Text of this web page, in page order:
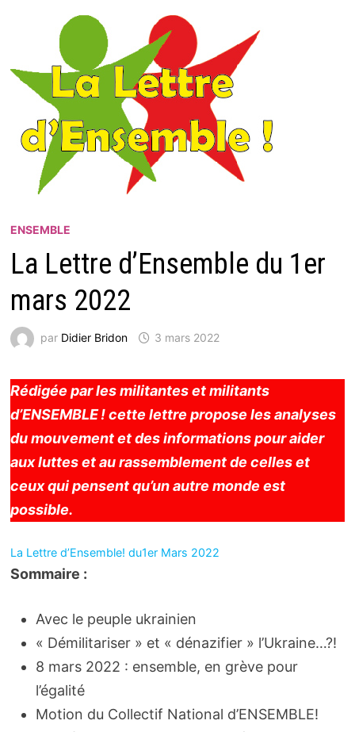
ENSEMBLE
La Lettre d’Ensemble du 1er
mars 2022
par Didier Bridon 3 mars 2022
Rédi­­­­­­­­­­­­­­­­­­­gée par les mili­­­­­­­­­­­­­­­­­­­tantes et mili­­­­­­­­­­­­­­­­­­­tants
d’ENSEMBLE ! cette lettre propose les analyses
du mouve­­­­­­­­­­­­­­­­­­­ment et des infor­­­­­­­­­­­­­­­­­­­ma­­­­­­­­­­­­­­­­­­­tions pour aider
aux luttes et au rassem­­­­­­­­­­­­­­­­­­­ble­­­­­­­­­­­­­­­­­­­ment de celles et
ceux qui pensent qu’un autre monde est
possible.
La Lettre d’Ensemble! du1er Mars 2022
Sommaire :
Avec le peuple ukrainien
« Démilitariser » et « dénazifier » l’Ukraine…?!
8 mars 2022 : ensemble, en grève pour
l’égalité
Motion du Collectif National d’ENSEMBLE!